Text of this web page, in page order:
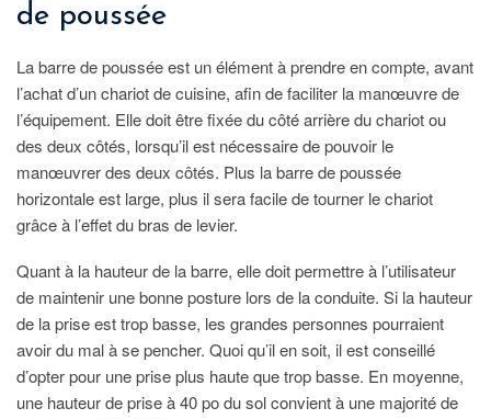
de poussée
La barre de poussée est un élément à prendre en compte, avant
l’achat d’un chariot de cuisine, afin de faciliter la manœuvre de
l’équipement. Elle doit être fixée du côté arrière du chariot ou
des deux côtés, lorsqu’il est nécessaire de pouvoir le
manœuvrer des deux côtés. Plus la barre de poussée
horizontale est large, plus il sera facile de tourner le chariot
grâce à l’effet du bras de levier.
Quant à la hauteur de la barre, elle doit permettre à l’utilisateur
de maintenir une bonne posture lors de la conduite. Si la hauteur
de la prise est trop basse, les grandes personnes pourraient
avoir du mal à se pencher. Quoi qu’il en soit, il est conseillé
d’opter pour une prise plus haute que trop basse. En moyenne,
une hauteur de prise à 40 po du sol convient à une majorité de